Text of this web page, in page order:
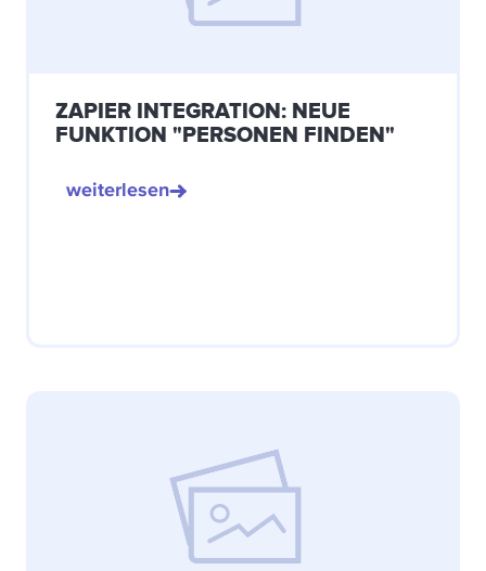
ZAPIER INTEGRATION: NEUE
FUNKTION "PERSONEN FINDEN"
weiterlesen